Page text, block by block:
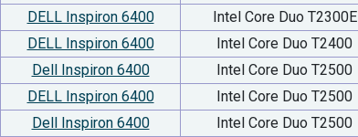
DELL Inspiron 6400
Intel Core Duo T2300E
DELL Inspiron 6400
Intel Core Duo T2400
Dell Inspiron 6400
Intel Core Duo T2500
DELL Inspiron 6400
Intel Core Duo T2500
Dell Inspiron 6400
Intel Core Duo T2500